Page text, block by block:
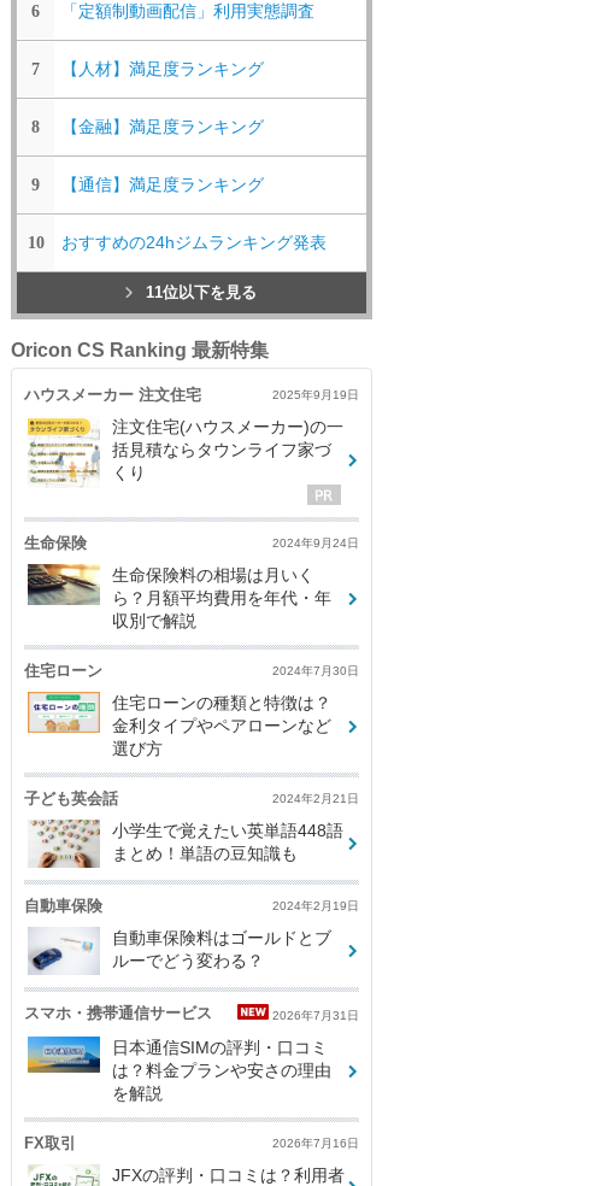
6 「定額制動画配信」利用実態調査
7 【人材】満足度ランキング
8 【金融】満足度ランキング
9 【通信】満足度ランキング
10 おすすめの24hジムランキング発表
11位以下を見る
Oricon CS Ranking 最新特集
ハウスメーカー 注文住宅 2025年9月19日
注文住宅(ハウスメーカー)の一
括見積ならタウンライフ家づ
くり
生命保険 2024年9月24日
生命保険料の相場は月いく
ら？月額平均費用を年代・年
収別で解説
住宅ローン 2024年7月30日
住宅ローンの種類と特徴は？
金利タイプやペアローンなど
選び方
子ども英会話 2024年2月21日
小学生で覚えたい英単語448語
まとめ！単語の豆知識も
自動車保険 2024年2月19日
自動車保険料はゴールドとブ
ルーでどう変わる？
スマホ・携帯通信サービス 2026年7月31日
日本通信SIMの評判・口コミ
は？料金プランや安さの理由
を解説
FX取引 2026年7月16日
JFXの評判・口コミは？利用者